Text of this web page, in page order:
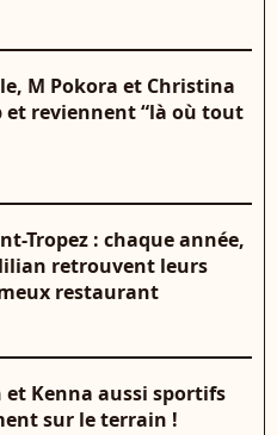
M Pokora et Christina
reviennent “là où tout
Tropez : chaque année,
retrouvent leurs
restaurant
et Kenna aussi sportifs
sur le terrain !